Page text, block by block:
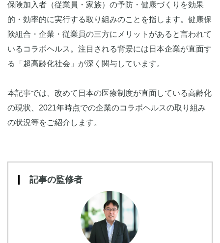
保険加入者（従業員・家族）の予防・健康づくりを効果
的・効率的に実行する取り組みのことを指します。健康保
険組合・企業・従業員の三方にメリットがあると言われて
いるコラボヘルス。注目される背景には日本企業が直面す
る「超高齢化社会」が深く関与しています。
本記事では、改めて日本の医療制度が直面している高齢化
の現状、2021年時点での企業のコラボヘルスの取り組み
の状況等をご紹介します。
記事の監修者